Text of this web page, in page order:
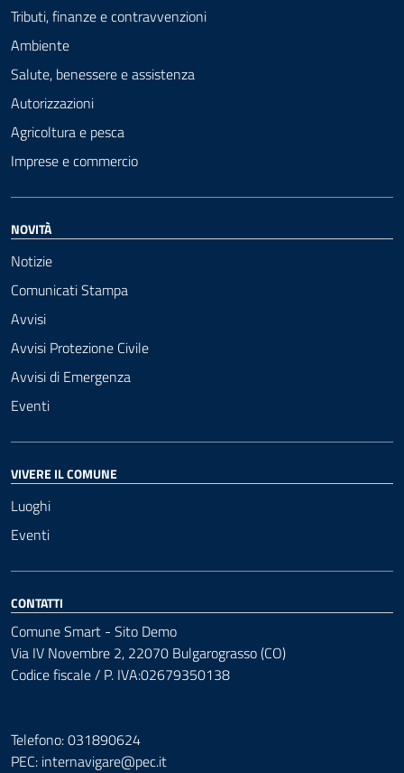
Tributi, finanze e contravvenzioni
Ambiente
Salute, benessere e assistenza
Autorizzazioni
Agricoltura e pesca
Imprese e commercio
NOVITÀ
Notizie
Comunicati Stampa
Avvisi
Avvisi Protezione Civile
Avvisi di Emergenza
Eventi
VIVERE IL COMUNE
Luoghi
Eventi
CONTATTI
Comune Smart - Sito Demo
Via IV Novembre 2, 22070 Bulgarograsso (CO)
Codice fiscale / P. IVA:02679350138
Telefono: 031890624
PEC: internavigare@pec.it